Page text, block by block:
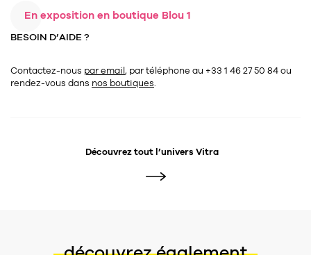
En exposition en boutique Blou 1
BESOIN D’AIDE ?
Contactez-nous par email, par téléphone au +33 1 46 27 50 84ou
rendez-vous dans nos boutiques.
Découvrez tout l’univers Vitra